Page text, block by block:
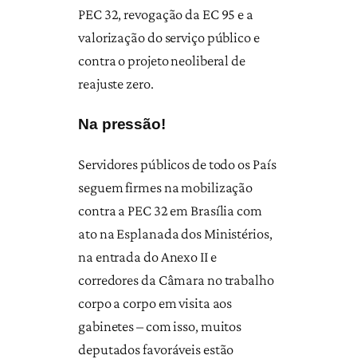
PEC 32, revogação da EC 95 e a
valorização do serviço público e
contra o projeto neoliberal de
reajuste zero.
Na pressão!
Servidores públicos de todo os País
seguem firmes na mobilização
contra a PEC 32 em Brasília com
ato na Esplanada dos Ministérios,
na entrada do Anexo II e
corredores da Câmara no trabalho
corpo a corpo em visita aos
gabinetes – com isso, muitos
deputados favoráveis estão